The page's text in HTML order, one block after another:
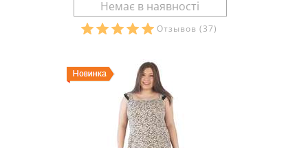
Отзывов (37)